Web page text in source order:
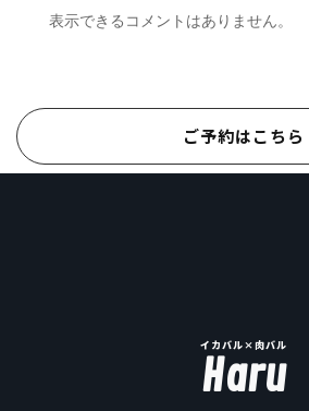
表示できるコメントはありません。
ご予約はこちら
イカバル×肉バル
Haru